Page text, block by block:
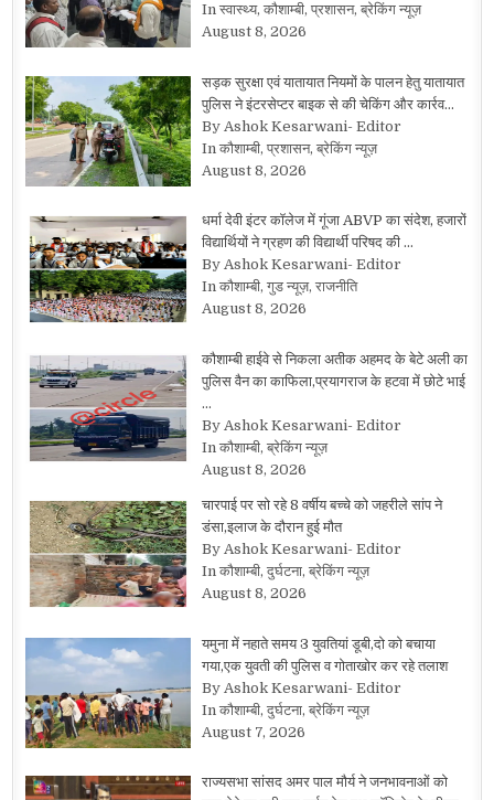
In स्वास्थ्य, कौशाम्बी, प्रशासन, ब्रेकिंग न्यूज़
August 8, 2026
सड़क सुरक्षा एवं यातायात नियमों के पालन हेतु यातायात
पुलिस ने इंटरसेप्टर बाइक से की चेकिंग और कार्रव…
By Ashok Kesarwani- Editor
In कौशाम्बी, प्रशासन, ब्रेकिंग न्यूज़
August 8, 2026
धर्मा देवी इंटर कॉलेज में गूंजा ABVP का संदेश, हजारों
विद्यार्थियों ने ग्रहण की विद्यार्थी परिषद की …
By Ashok Kesarwani- Editor
In कौशाम्बी, गुड न्यूज़, राजनीति
August 8, 2026
कौशाम्बी हाईवे से निकला अतीक अहमद के बेटे अली का
पुलिस वैन का काफिला,प्रयागराज के हटवा में छोटे भाई
…
By Ashok Kesarwani- Editor
In कौशाम्बी, ब्रेकिंग न्यूज़
August 8, 2026
चारपाई पर सो रहे 8 वर्षीय बच्चे को जहरीले सांप ने
डंसा,इलाज के दौरान हुई मौत
By Ashok Kesarwani- Editor
In कौशाम्बी, दुर्घटना, ब्रेकिंग न्यूज़
August 8, 2026
यमुना में नहाते समय 3 युवतियां डूबी,दो को बचाया
गया,एक युवती की पुलिस व गोताखोर कर रहे तलाश
By Ashok Kesarwani- Editor
In कौशाम्बी, दुर्घटना, ब्रेकिंग न्यूज़
August 7, 2026
राज्यसभा सांसद अमर पाल मौर्य ने जनभावनाओं को